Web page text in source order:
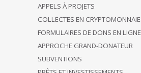
APPELS À PROJETS
COLLECTES EN CRYPTOMONNAIE
FORMULAIRES DE DONS EN LIGNE
APPROCHE GRAND-DONATEUR
SUBVENTIONS